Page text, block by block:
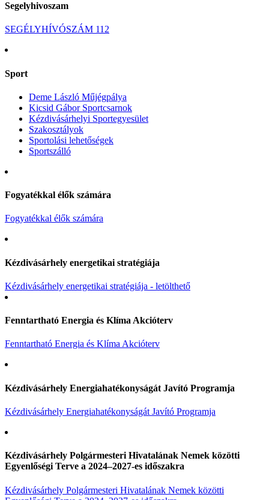
Segelyhivoszam
SEGÉLYHÍVÓSZÁM 112
Sport
Deme László Műjégpálya
Kicsid Gábor Sportcsarnok
Kézdivásárhelyi Sportegyesület
Szakosztályok
Sportolási lehetőségek
Sportszálló
Fogyatékkal élők számára
Fogyatékkal élők számára
Kézdivásárhely energetikai stratégiája
Kézdivásárhely energetikai stratégiája - letölthető
Fenntartható Energia és Klíma Akcióterv
Fenntartható Energia és Klíma Akcióterv
Kézdivásárhely Energiahatékonyságát Javító Programja
Kézdivásárhely Energiahatékonyságát Javító Programja
Kézdivásárhely Polgármesteri Hivatalának Nemek közötti
Egyenlőségi Terve a 2024–2027-es időszakra
Kézdivásárhely Polgármesteri Hivatalának Nemek közötti